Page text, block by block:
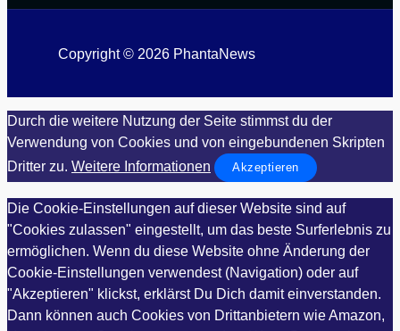
Copyright © 2026 PhantaNews
Durch die weitere Nutzung der Seite stimmst du der
Verwendung von Cookies und von eingebundenen Skripten
Dritter zu. Weitere Informationen Akzeptieren
Die Cookie-Einstellungen auf dieser Website sind auf
"Cookies zulassen" eingestellt, um das beste Surferlebnis zu
ermöglichen. Wenn du diese Website ohne Änderung der
Cookie-Einstellungen verwendest (Navigation) oder auf
"Akzeptieren" klickst, erklärst Du Dich damit einverstanden.
Dann können auch Cookies von Drittanbietern wie Amazon,